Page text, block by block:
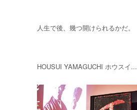
人生で後、幾つ開けられるかだ。
HOUSUI YAMAGUCHI ホウスイ...